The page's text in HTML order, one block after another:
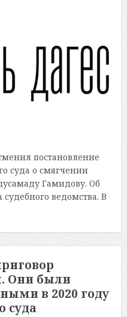
постановление
суда о смягчении
Гамидову. Об
ведомства. В
Они были
в 2020 году
суда